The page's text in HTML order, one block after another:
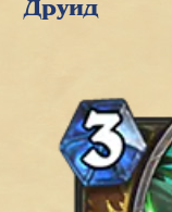
Друид